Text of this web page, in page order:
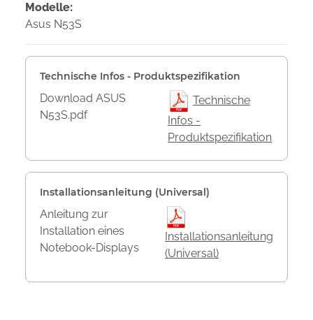
Modelle:
Asus N53S
Technische Infos - Produktspezifikation
Download ASUS
N53S.pdf
Technische
Infos -
Produktspezifikation
Installationsanleitung (Universal)
Anleitung zur
Installation eines
Notebook-Displays
Installationsanleitung
(Universal)